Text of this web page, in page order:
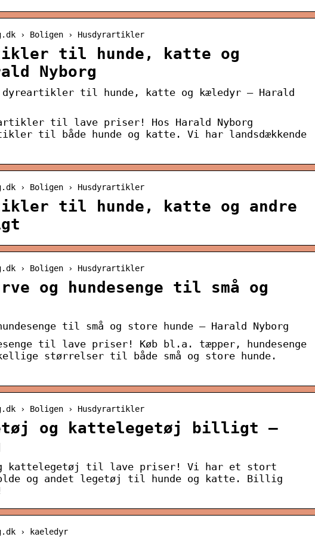
› Boligen › Husdyrartikler
til hunde, katte og
Nyborg
til hunde, katte og kæledyr – Harald
til lave priser! Hos Harald Nyborg
til både hunde og katte. Vi har landsdækkende
› Boligen › Husdyrartikler
til hunde, katte og andre
› Boligen › Husdyrartikler
og hundesenge til små og
til små og store hunde – Harald Nyborg
til lave priser! Køb bl.a. tæpper, hundesenge
størrelser til både små og store hunde.
› Boligen › Husdyrartikler
og kattelegetøj billigt –
kattelegetøj til lave priser! Vi har et stort
og andet legetøj til hunde og katte. Billig
› kaeledyr